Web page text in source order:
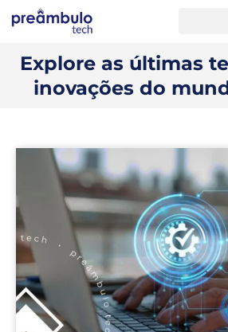
Explore as últimas
inovações do